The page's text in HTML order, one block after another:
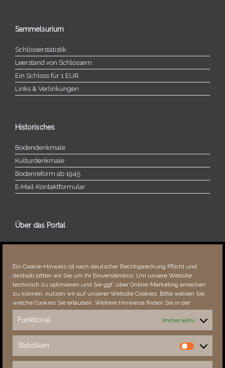
Ein Cookie-Hinweis ist nach deutscher Rechtsprechung Pflicht und
deshalb bitten wir Sie um Ihr Einverständnis: Um unsere Website
technisch zu optimieren und Sie ggf. über Online-Marketing erreichen
zu können, nutzen wir auf unserer Website Cookies. Bitte wählen Sie,
welche Cookies Sie erlauben. Weitere Hinweise finden Sie in der
Funktional Immer aktiv
Statistiken
Statistiken
Sammelsurium
Schlösserstatistik
Leerstand von Schlössern
Ein Schloss für 1 EUR
Links & Verlinkungen
Historisches
Bodendenkmale
Kulturdenkmale
Bodenreform ab 1945
E‑Mail-​​Kontaktformular
Über das Portal
Über dieses Portal
Fehler bemerkt?
Besucher seit 08/​2021